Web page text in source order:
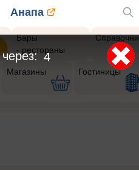
Анапа
Бары
- рестораны
Магазины Гостиницы
1